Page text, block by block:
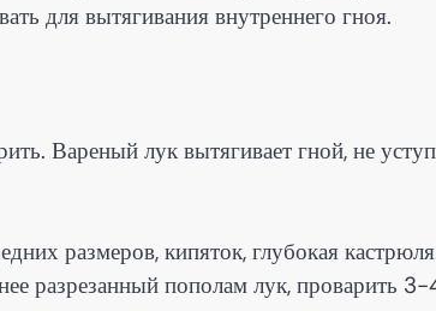
для вытягивания внутреннего гноя.
Вареный лук вытягивает гной, не
размеров, кипяток, глубокая
разрезанный пополам лук, проварить